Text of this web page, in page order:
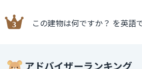
この建物は何ですか？ を英語
アドバイザーランキング